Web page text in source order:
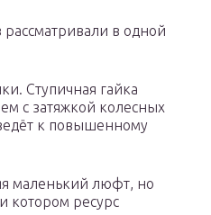
рассматривали в одной
Ступичная гайка
с затяжкой колесных
к повышенному
маленький люфт, но
котором ресурс